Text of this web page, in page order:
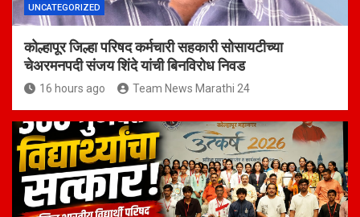
UNCATEGORIZED
कोल्हापूर जिल्हा परिषद कर्मचारी सहकारी सोसायटीच्या
चेअरमनपदी संजय शिंदे यांची बिनविरोध निवड
16 hours ago Team News Marathi 24